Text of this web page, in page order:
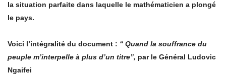
la situation parfaite dans laquelle le mathématicien a plongé
le pays.
Voici l’intégralité du document : ‘‘ Quand la souffrance du
peuple m’interpelle à plus d’un titre’’, par le Général Ludovic
Ngaifei